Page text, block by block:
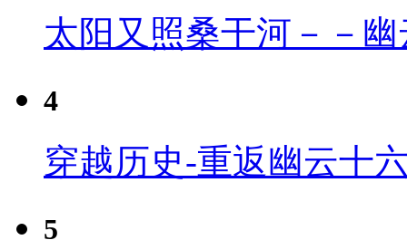
太阳又照桑干河－－
4
穿越历史-重返幽云十
5